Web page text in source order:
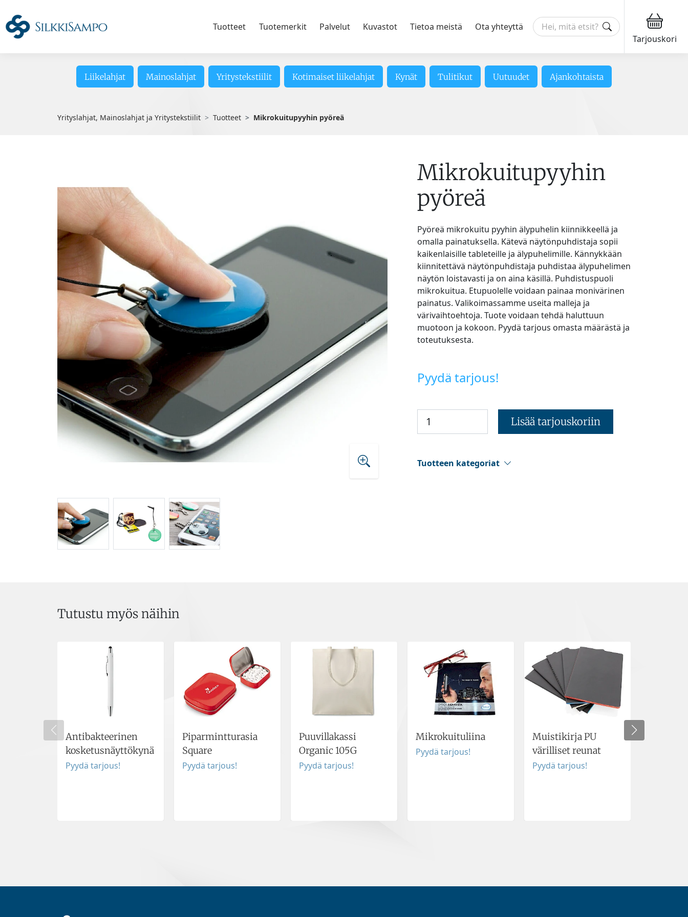
Tuotteet Tuotemerkit Palvelut Kuvastot Tietoa meistä
Ota yhteyttä
Tarjouskori
Liikelahjat Mainoslahjat Yritystekstiilit Kotimaiset liikelahjat Kynät Tulitikut Uutuudet Ajankohtaista
Yrityslahjat, Mainoslahjat ja Yritystekstiilit Tuotteet Mikrokuitupyyhin pyöreä
Mikrokuitupyyhin
pyöreä
Pyöreä mikrokuitu pyyhin älypuhelin kiinnikkeellä ja
omalla painatuksella. Kätevä näytönpuhdistaja sopii
kaikenlaisille tableteille ja älypuhelimille. Kännykkään
kiinnitettävä näytönpuhdistaja puhdistaa älypuhelimen
näytön loistavasti ja on aina käsillä. Puhdistuspuoli
mikrokuitua. Etupuolelle voidaan painaa monivärinen
painatus. Valikoimassamme useita malleja ja
värivaihtoehtoja. Tuote voidaan tehdä haluttuun
muotoon ja kokoon. Pyydä tarjous omasta määrästä ja
toteutuksesta.
Pyydä tarjous!
Lisää tarjouskoriin
Tuotteen kategoriat
Tutustu myös näihin
Antibakteerinen
kosketusnäyttökynä
Pyydä tarjous!
Piparmintturasia
Square
Pyydä tarjous!
Puuvillakassi
Organic 105G
Pyydä tarjous!
Mikrokuituliina
Pyydä tarjous!
Muistikirja PU
värilliset reunat
Pyydä tarjous!